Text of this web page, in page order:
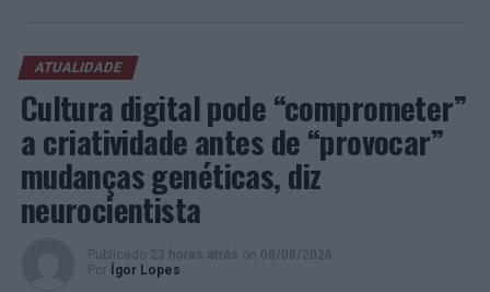
Fotografia já tem vencedores
ATUALIDADE
Cultura digital pode “comprometer”
a criatividade antes de “provocar”
mudanças genéticas, diz
neurocientista
Publicado 23 horas atrás on 08/08/2026
Por
Ígor Lopes